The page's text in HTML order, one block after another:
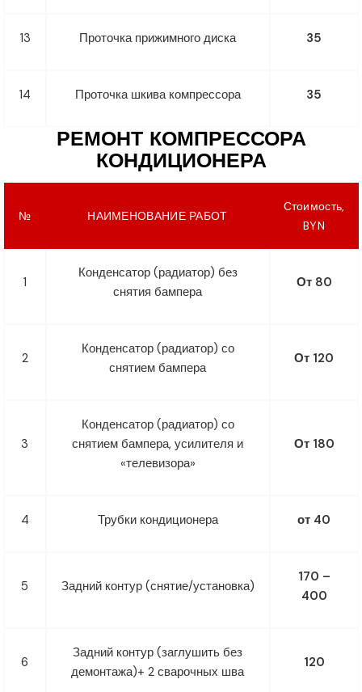
13 Проточка прижимного диска 35
14 Проточка шкива компрессора 35
РЕМОНТ КОМПРЕССОРА
КОНДИЦИОНЕРА
№ НАИМЕНОВАНИЕ РАБОТ
Стоимость,
BYN
1
Конденсатор (радиатор) без
снятия бампера
От 80
2
Конденсатор (радиатор) со
снятием бампера
От 120
3
Конденсатор (радиатор) со
снятием бампера, усилителя и
«телевизора»
От 180
4 Трубки кондиционера от 40
5 Задний контур (снятие/установка)
170 –
400
6
Задний контур (заглушить без
демонтажа)+ 2 сварочных шва
120